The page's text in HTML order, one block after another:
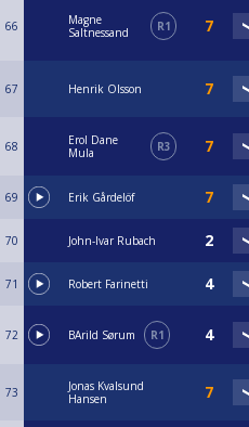
66
Magne
Saltnessand
R1
67 Henrik Olsson
68
Erol Dane
Mula
R3
69 Erik Gårdelöf
70 John-Ivar Rubach
71 Robert Farinetti
72 BArild Sørum R1
73
Jonas Kvalsund
Hansen